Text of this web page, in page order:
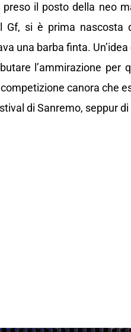
il posto della neo
Gf, si è prima nascosta
una barba finta.
l’ammirazione per
canora che
di Sanremo, seppur